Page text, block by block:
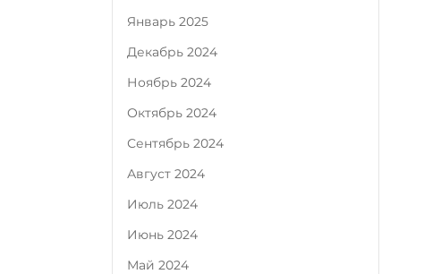
Январь 2025
Декабрь 2024
Ноябрь 2024
Октябрь 2024
Сентябрь 2024
Август 2024
Июль 2024
Июнь 2024
Май 2024